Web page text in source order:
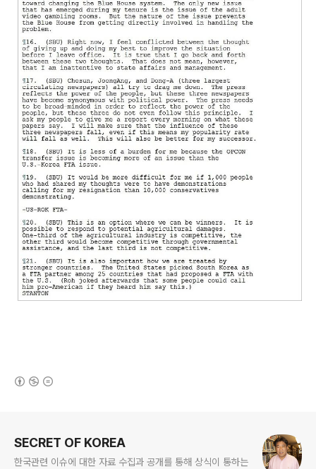
SECRET OF KOREA
한국관련 이슈에 대한 자료 수집과 공개를 통해 상식이 통하는